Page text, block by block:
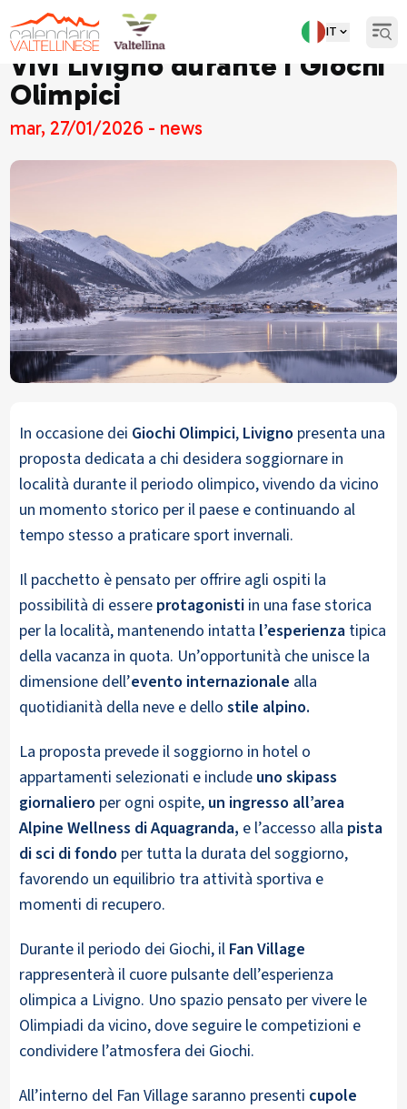
IT
Vivi Livigno durante i Giochi
Olimpici
mar, 27/01/2026 - news
In occasione dei Giochi Olimpici, Livigno presenta una
proposta dedicata a chi desidera soggiornare in
località durante il periodo olimpico, vivendo da vicino
un momento storico per il paese e continuando al
tempo stesso a praticare sport invernali.
Il pacchetto è pensato per offrire agli ospiti la
possibilità di essere protagonisti in una fase storica
per la località, mantenendo intatta l’esperienza tipica
della vacanza in quota. Un’opportunità che unisce la
dimensione dell’evento internazionale alla
quotidianità della neve e dello stile alpino.
La proposta prevede il soggiorno in hotel o
appartamenti selezionati e include uno skipass
giornaliero per ogni ospite, un ingresso all’area
Alpine Wellness di Aquagranda, e l’accesso alla pista
di sci di fondo per tutta la durata del soggiorno,
favorendo un equilibrio tra attività sportiva e
momenti di recupero.
Durante il periodo dei Giochi, il Fan Village
rappresenterà il cuore pulsante dell’esperienza
olimpica a Livigno. Uno spazio pensato per vivere le
Olimpiadi da vicino, dove seguire le competizioni e
condividere l’atmosfera dei Giochi.
All’interno del Fan Village saranno presenti cupole